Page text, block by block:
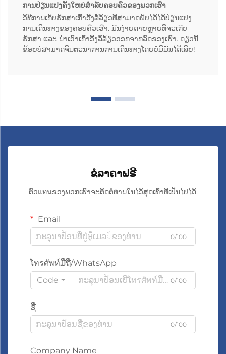
ການປ່ຽນແປງຄັ້ງໃຫຍ່ສຳລັບຄອບຄົວຂອງພວກເຮົາ
ວິທີການເກັບຮັກສາເກົ້າອີ້ງລໍ້ລ້ຽວທີ່ສາມາດພັບໄດ້ໄດ້ປ່ຽນແປງ
ການເດີນທາງຂອງຄອບຄົວເຮົາ. ມັນງ່າຍດາຍຫຼາຍທີ່ຈະເກັບ
ຮັກສາ ແລະ ນຳເອົາເກົ້າອີ້ງລໍ້ລ້ຽວອອກຈາກລົດຂອງເຮົາ. ດຽວນີ້
ຂ້ອຍບໍ່ສາມາດຈິນຕະນາການການເດີນທາງໂດຍບໍ່ມີມັນໄດ້ເລີຍ!
ຂໍລາຄາຟຣີ
ຕົວแทนຂອງພວກເຮົາຈະຕິດຕໍ່ທ່ານໃນໄວ້ສຸດເທົ່າທີ່ເປັນໄປໄດ້.
Email
0/100
ໂทรศัพท์ມືຖື/WhatsApp
Code
0/100
ຊື່
0/100
Company Name